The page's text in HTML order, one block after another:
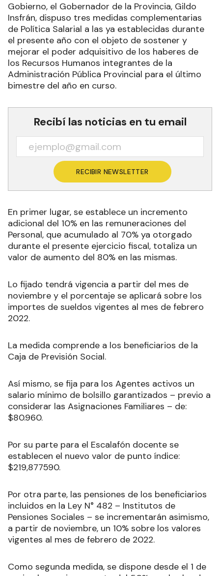
Gobierno, el Gobernador de la Provincia, Gildo
Insfrán, dispuso tres medidas complementarias
de Política Salarial a las ya establecidas durante
el presente año con el objeto de sostener y
mejorar el poder adquisitivo de los haberes de
los Recursos Humanos integrantes de la
Administración Pública Provincial para el último
bimestre del año en curso.
Recibí las noticias en tu email
RECIBIR NEWSLETTER
En primer lugar, se establece un incremento
adicional del 10% en las remuneraciones del
Personal, que acumulado al 70% ya otorgado
durante el presente ejercicio fiscal, totaliza un
valor de aumento del 80% en las mismas.
Lo fijado tendrá vigencia a partir del mes de
noviembre y el porcentaje se aplicará sobre los
importes de sueldos vigentes al mes de febrero
2022.
La medida comprende a los beneficiarios de la
Caja de Previsión Social.
Así mismo, se fija para los Agentes activos un
salario mínimo de bolsillo garantizados – previo a
considerar las Asignaciones Familiares – de:
$80.960.
Por su parte para el Escalafón docente se
establecen el nuevo valor de punto índice:
$219,877590.
Por otra parte, las pensiones de los beneficiarios
incluidos en la Ley N° 482 – Institutos de
Pensiones Sociales – se incrementarán asimismo,
a partir de noviembre, un 10% sobre los valores
vigentes al mes de febrero de 2022.
Como segunda medida, se dispone desde el 1 de